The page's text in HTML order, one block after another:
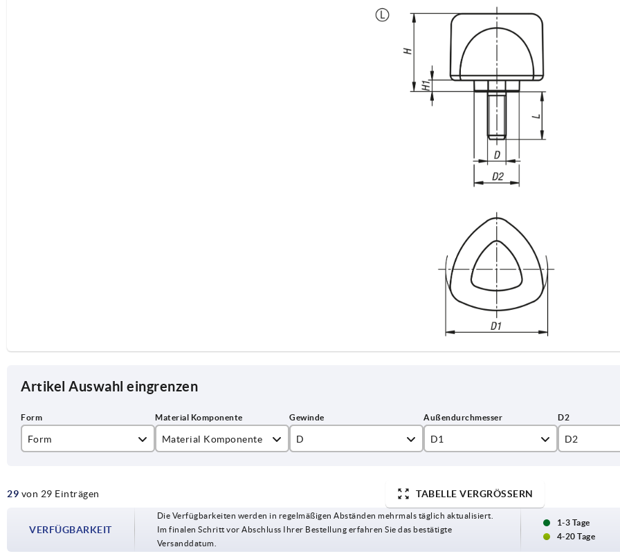
Artikel Auswahl eingrenzen
Form Material Komponente D D1
67,7
D2
29 von 29 Einträgen TABELLE VERGRÖSSERN
VERFÜGBARKEIT
Die Verfügbarkeiten werden in regelmäßigen Abständen mehrmals täglich aktualisiert.
Im finalen Schritt vor Abschluss Ihrer Bestellung erfahren Sie das bestätigte
Versanddatum.
1-3 Tage
4-20 Tage